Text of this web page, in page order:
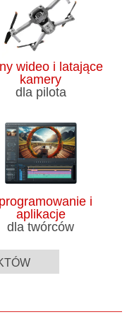
wideo i latające
kamery
dla pilota
i
aplikacje
dla twórców